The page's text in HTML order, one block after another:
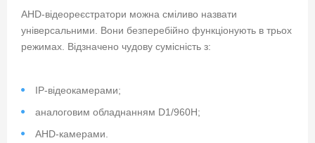
AHD-відеореєстратори можна сміливо назвати
універсальними. Вони безперебійно функціонують в трьох
режимах. Відзначено чудову сумісність з:
IP-відеокамерами;
аналоговим обладнанням D1/960H;
AHD-камерами.